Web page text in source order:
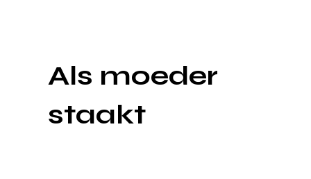
Als moeder
staakt